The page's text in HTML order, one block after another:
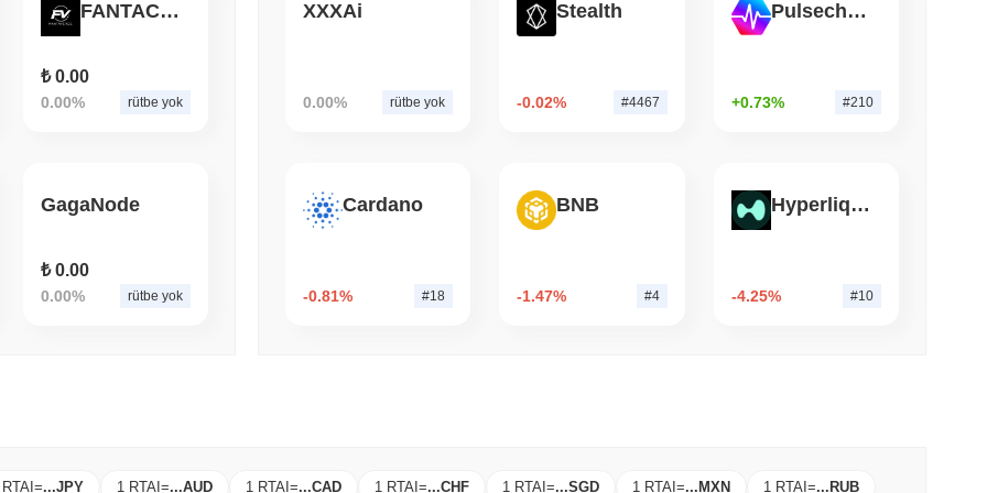
August 05 2026 3 min okunma
Ethereum'a Taşıyor
FANTACOIN
₺ 0.00
0.00% rütbe yok
GagaNode
₺ 0.00
0.00% rütbe yok
XXXAi
0.00% rütbe yok
Stealth
-0.02% #4467
Pulsechain
+0.73% #210
Cardano
-0.81% #18
BNB
-1.47% #4
Hyperliquid
-4.25% #10
=...JPY 1 RTAI=...AUD 1 RTAI=...CAD 1 RTAI=...CHF 1 RTAI=...SGD 1 RTAI=...MXN 1 RTAI=...RUB